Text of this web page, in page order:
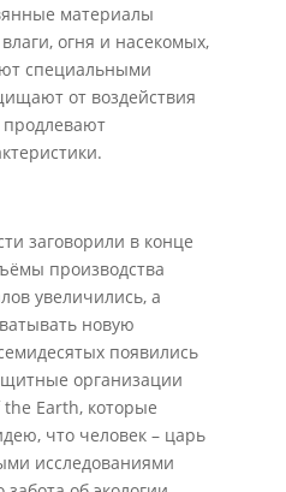
материалы
огня и насекомых,
специальными
от воздействия
продлевают
заговорили в конце
производства
увеличились, а
новую
появились
организации
Earth, которые
что человек – царь
исследованиями